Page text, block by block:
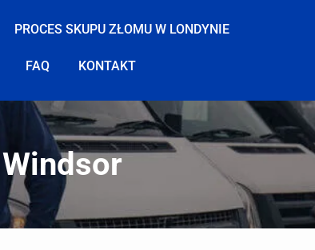
PROCES SKUPU ZŁOMU W LONDYNIE
FAQ KONTAKT